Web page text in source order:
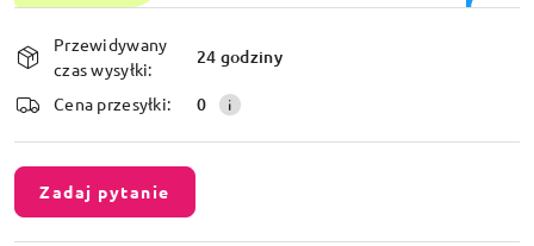
Dostępność
i
dostawa
Przewidywany
czas wysyłki:
24 godziny
Cena przesyłki: 0
Zadaj pytanie